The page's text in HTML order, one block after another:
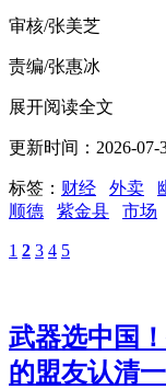
审核/张美芝
责编/张惠冰
展开阅读全文
更新时间：2026-07-
标签： 财经 外卖
顺德
紫金县 市场
1 2 3 4 5
武器选中国
的盟友认清